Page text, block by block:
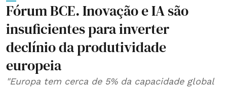
Fórum BCE. Inovação e IA são
insuficientes para inverter
declínio da produtividade
europeia
"Europa tem cerca de 5% da capacidade global